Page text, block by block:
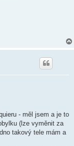
- měl jsem a je to
(lze vyměnit za
takový tele mám a